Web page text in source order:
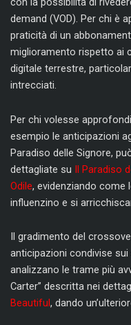
demand (VOD). Per chi è
praticità di un
miglioramento rispetto ai
digitale terrestre,
intrecciati.
Per chi volesse
esempio le anticipazioni
Paradiso delle Signore,
dettagliate su Il Paradiso
Odile, evidenziando come
influenzino e si
Il gradimento del
anticipazioni condivise
analizzano le trame più
Carter” descritta nei
Beautiful , dando